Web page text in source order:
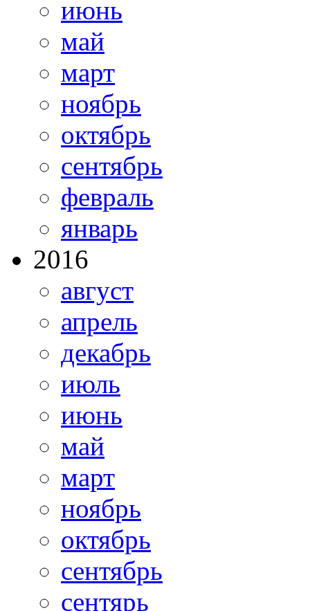
июнь
май
март
ноябрь
октябрь
сентябрь
февраль
январь
2016
август
апрель
декабрь
июль
июнь
май
март
ноябрь
октябрь
сентябрь
сентярь